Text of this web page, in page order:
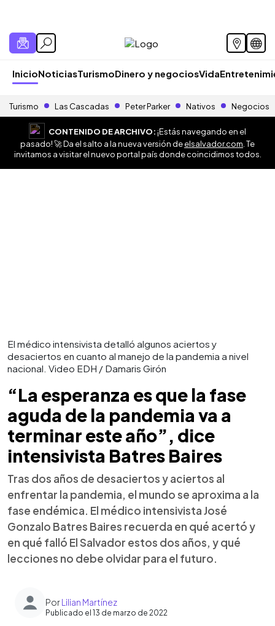
InicioNoticiasTurismoDinero y negociosVida
Turismo Las Cascadas Peter Parker Nativos Negocios
CONTENIDO DE ARCHIVO:¡Estás navegando en el
pasado! 🚀 Da el salto a la nueva versión deelsalvador.com . Te
invitamos a visitar el nuevo portal país donde coincidimos todos.
El médico intensivista detalló algunos aciertos y
desaciertos en cuanto al manejo de la pandemia a nivel
nacional. Video EDH / Damaris Girón
“La esperanza es que la fase
aguda de la pandemia va a
terminar este año”, dice
intensivista Batres Baires
Tras dos años de desaciertos y aciertos al
enfrentar la pandemia, el mundo se aproxima a la
fase endémica. El médico intensivista José
Gonzalo Batres Baires recuerda en qué acertó y
en qué falló El Salvador estos dos años, y qué
lecciones no debe olvidar para el futuro.
PorLilian Martínez
Publicado el 13 de marzo de 2022